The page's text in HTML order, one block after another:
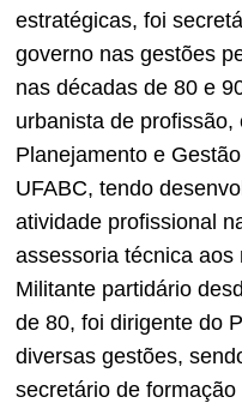
estratégicas, foi
governo nas gestões
nas décadas de 80 e
urbanista de profissão,
Planejamento e
UFABC, tendo
atividade profissional
assessoria técnica aos
Militante partidário
de 80, foi dirigente do
diversas gestões,
secretário de